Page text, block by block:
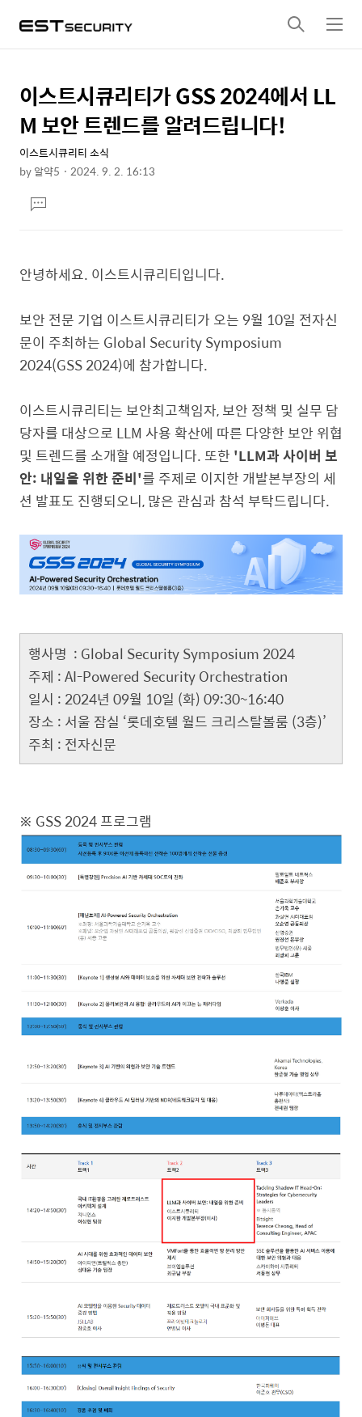
검
색
메
뉴
상
세
컨
텐
본
제
목
이스트시큐리티가 GSS 2024에서 LL
M 보안 트렌드를 알려드립니다!
이스트시큐리티 소식
by알약5 2024. 9. 2. 16:13
문댓
글
안녕하세요. 이스트시큐리티입니다.
보안 전문 기업 이스트시큐리티가 오는 9월 10일 전자신
문이 주최하는 Global Security Symposium
2024(GSS 2024)에 참가합니다.
이스트시큐리티는 보안최고책임자, 보안 정책 및 실무 담
당자를 대상으로 LLM 사용 확산에 따른 다양한 보안 위협
및 트렌드를 소개할 예정입니다. 또한 'LLM과 사이버 보
안: 내일을 위한 준비'를 주제로 이지한 개발본부장의 세
션 발표도 진행되오니, 많은 관심과 참석 부탁드립니다.
행사명 : Global Security Symposium 2024
주제 : AI-Powered Security Orchestration
일시 : 2024년 09월 10일 (화) 09:30~16:40
장소 : 서울 잠실 ‘롯데호텔 월드 크리스탈볼룸 (3층)’
주최 : 전자신문
※ GSS 2024 프로그램